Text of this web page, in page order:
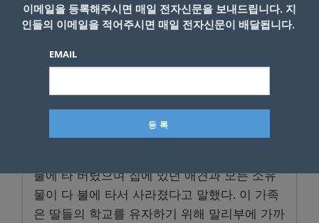
은 적이 있다.
말리부 놀스 지역의 주민 로니 비다우리(53)는
이 지역에서 불에 탄 7채 가운데 한 집의 주인
니카 비치의 한 호텔에 대피했는데 이웃 사람이
소방대가 그 집에 들어가야 한다고 알려왔다.
불에 타 버렸으며 집에 있던 애견과 모든 소유
물이 다 불에 타서 사라졌다고 말했다. 이 가족
은 딸들의 학교를 유자하기 위해 말리부에 가까
이메일을 등록해주시면 매일 전자신문을 보내드립니다. 지
인들의 이메일을 적어주시면 매일 전자신문이 배달됩니다.
EMAIL